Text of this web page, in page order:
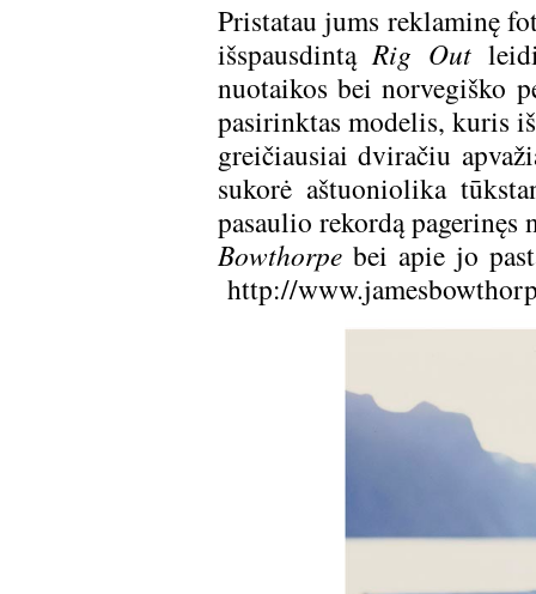
Pristatau jums reklaminę
išspausdintąRig Out
nuotaikos bei norvegiško
pasirinktas modelis, kuris
greičiausiai dviračiu
sukorė aštuoniolika
pasaulio rekordą
Bowthorpebei apie jo
http://